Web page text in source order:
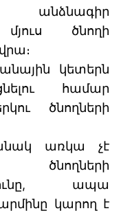
անձնագիր
ծնողի
կետերն
համար
ծնողների
առկա չէ
ապա
կարող է